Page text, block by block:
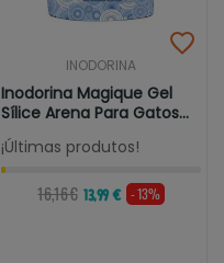
INODORINA
Inodorina Magique Gel
Sílice Arena Para Gatos...
¡Últimas produtos!
16,16 € 13,99 € - 13%